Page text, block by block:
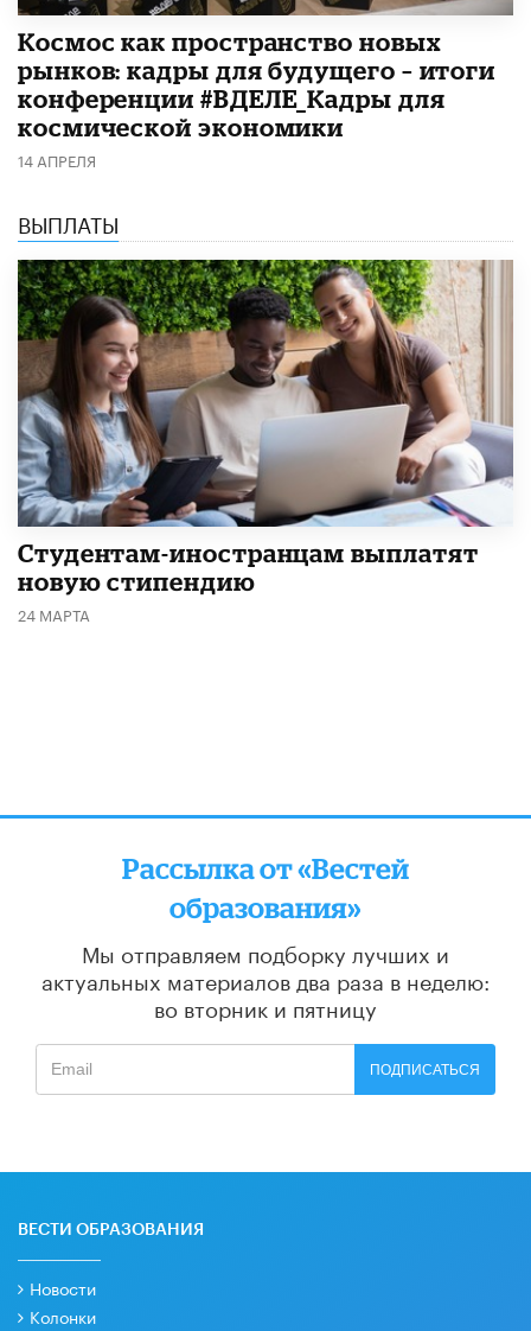
Космос как пространство новых
рынков: кадры для будущего – итоги
конференции #ВДЕЛЕ_Кадры для
космической экономики
14 АПРЕЛЯ
ВЫПЛАТЫ
Студентам-иностранцам выплатят
новую стипендию
24 МАРТА
Рассылка от «Вестей
образования»
Мы отправляем подборку лучших и
актуальных материалов два раза в неделю:
во вторник и пятницу
ПОДПИСАТЬСЯ
ВЕСТИ ОБРАЗОВАНИЯ
Новости
Колонки